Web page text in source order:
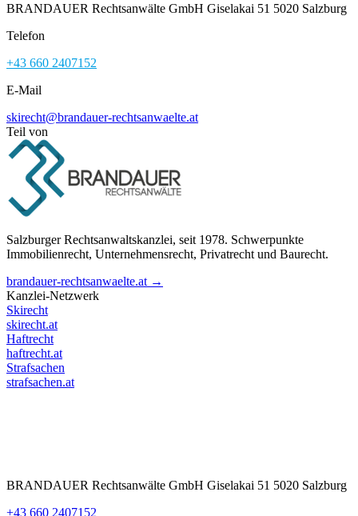
BRANDAUER Rechtsanwälte GmbH Giselakai 51 5020 Salzburg
Telefon
+43 660 2407152
E-Mail
skirecht@brandauer-rechtsanwaelte.at
Teil von
Salzburger Rechtsanwaltskanzlei, seit 1978. Schwerpunkte
Immobilienrecht, Unternehmensrecht, Privatrecht und Baurecht.
brandauer-rechtsanwaelte.at →
Kanzlei-Netzwerk
Skirecht
skirecht.at
Haftrecht
haftrecht.at
Strafsachen
strafsachen.at
BRANDAUER Rechtsanwälte GmbH Giselakai 51 5020 Salzburg
+43 660 2407152